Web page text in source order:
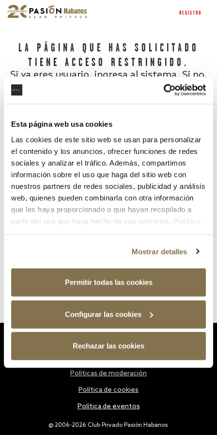
Esta página web usa cookies
Las cookies de este sitio web se usan para personalizar
el contenido y los anuncios, ofrecer funciones de redes
sociales y analizar el tráfico. Además, compartimos
información sobre el uso que haga del sitio web con
nuestros partners de redes sociales, publicidad y análisis
web, quienes pueden combinarla con otra información
que les haya proporcionado o que hayan recopilado a
partir del uso que haya hecho de sus servicios. Política
Mostrar detalles
Permitir todas las cookies
Configurar las cookies
Rechazar las cookies
REGISTRO
LA PÁGINA QUE HAS SOLICITADO
TIENE ACCESO RESTRINGIDO.
Si ya eres usuario, ingresa al sistema. Si no,
¿Has olvidado tu contraseña?
@ 2006-2026 Club Privado Pasión Habanos.
Políticas de moderación
Política de cookies
Política de eventos